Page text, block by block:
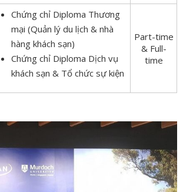
Chứng chỉ Diploma Thương
mại (Quản lý du lịch & nhà
hàng khách sạn)
Chứng chỉ Diploma Dịch vụ
khách sạn & Tổ chức sự kiện
Part-time
& Full-
time